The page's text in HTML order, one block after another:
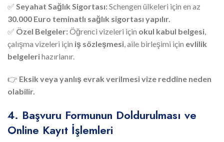
✅ Seyahat Sağlık Sigortası:Schengen ülkeleri için en az
30.000 Euro teminatlı sağlık sigortası yapılır.
✅ Özel Belgeler:Öğrenci vizeleri için okul kabul belgesi,
çalışma vizeleri için iş sözleşmesi, aile birleşimi için evlilik
belgelerihazırlanır.
👉 Eksik veya yanlış evrak verilmesi vize reddine neden
olabilir.
4. Başvuru Formunun Doldurulması ve
Online Kayıt İşlemleri